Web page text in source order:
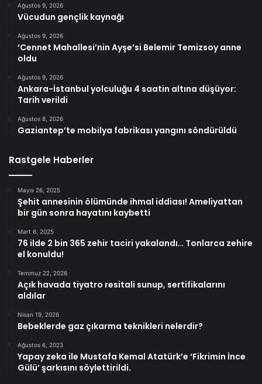
Ağustos 9, 2026
Vücudun gençlik kaynağı
Ağustos 9, 2026
‘Cennet Mahallesi’nin Ayşe’si Belemir Temizsoy anne
oldu
Ağustos 9, 2026
Ankara-İstanbul yolculuğu 4 saatin altına düşüyor:
Tarih verildi
Ağustos 8, 2026
Gaziantep’te mobilya fabrikası yangını söndürüldü
Rastgele Haberler
Mayıs 26, 2025
Şehit annesinin ölümünde ihmal iddiası! Ameliyattan
bir gün sonra hayatını kaybetti
Mart 6, 2025
76 ilde 2 bin 365 zehir taciri yakalandı… Tonlarca zehire
el konuldu!
Temmuz 22, 2026
Açık havada tiyatro resitali sunup, sertifikalarını
aldılar
Nisan 19, 2026
Bebeklerde gaz çıkarma teknikleri nelerdir?
Ağustos 6, 2023
Yapay zeka ile Mustafa Kemal Atatürk’e ‘Fikrimin İnce
Gülü’ şarkısını söylettirildi.